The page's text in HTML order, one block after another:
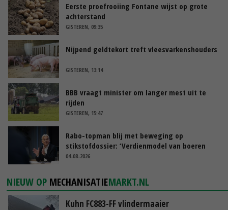
Eerste proefrooiing Fontane wijst op grote
achterstand
GISTEREN, 09:35
Nijpend geldtekort treft vleesvarkenshouders
GISTEREN, 13:14
BBB vraagt minister om langer mest uit te
rijden
GISTEREN, 15:47
Rabo-topman blij met beweging op
stikstofdossier: ‘Verdienmodel van boeren
blijft cruciaal’
04-08-2026
NIEUW OP MECHANISATIEMARKT.NL
Kuhn FC883-FF vlindermaaier